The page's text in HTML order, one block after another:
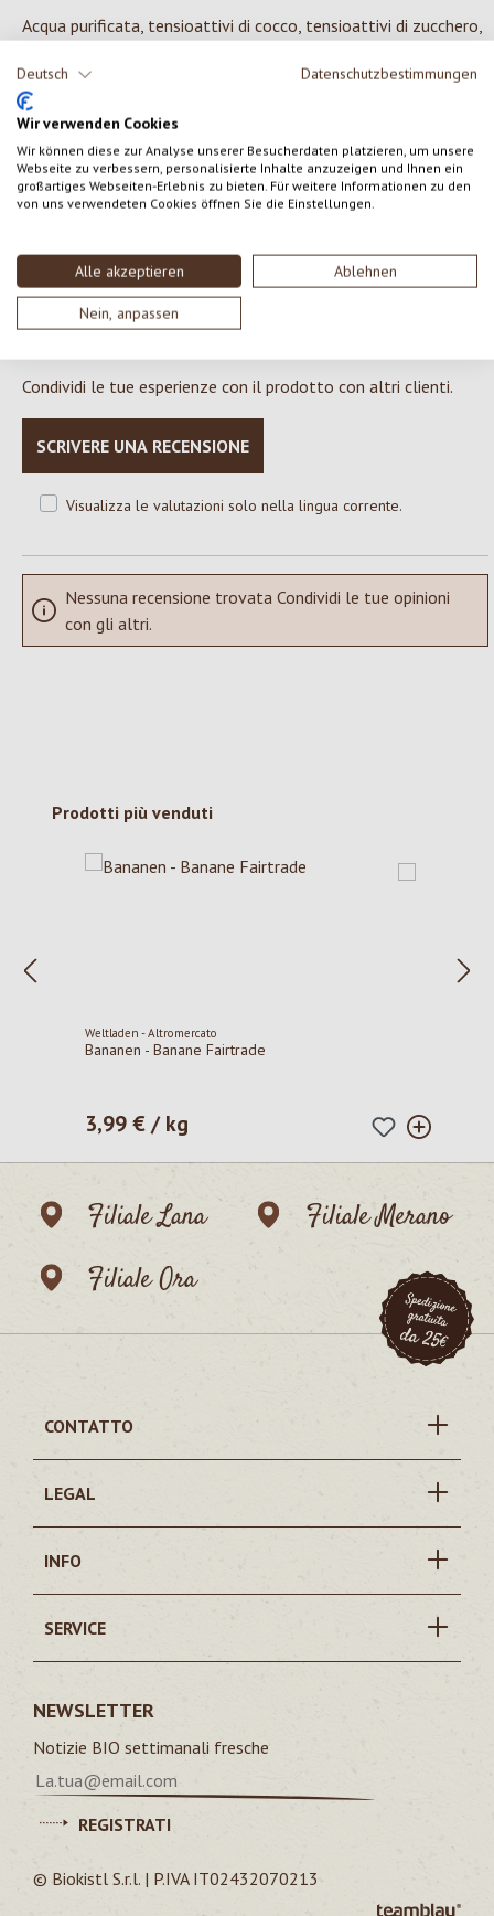
Deutsch Datenschutzbestimmungen
Wir verwenden Cookies
Wir können diese zur Analyse unserer Besucherdaten platzieren, um unsere
Webseite zu verbessern, personalisierte Inhalte anzuzeigen und Ihnen ein
großartiges Webseiten-Erlebnis zu bieten. Für weitere Informationen zu den
von uns verwendeten Cookies öffnen Sie die Einstellungen.
Alle akzeptieren Ablehnen
Nein, anpassen
Acqua purificata, tensioattivi di cocco, tensioattivi di zucchero,
luppolo*, sale da cucina, acido citrico, sorbato di potassio,
alcool*, miscela di oli essenziali naturali**, linalolo**, limonene**
*da coltivazione biologica controllata, **componenti degli oli
essenziali
0 di 0 valutazioni
Condividi le tue esperienze con il prodotto con altri clienti.
SCRIVERE UNA RECENSIONE
Visualizza le valutazioni solo nella lingua corrente.
Nessuna recensione trovata Condividi le tue opinioni
con gli altri.
Salta la galleria dei prodotti
Prodotti più venduti
Weltladen - Altromercato
Bananen - Banane Fairtrade
Prezzo normale:
3,99 € / kg
Filiale Lana
Filiale Merano
Filiale Ora
CONTATTO
LEGAL
INFO
SERVICE
NEWSLETTER
Notizie BIO settimanali fresche
REGISTRATI
© Biokistl S.r.l. | P.IVA IT02432070213